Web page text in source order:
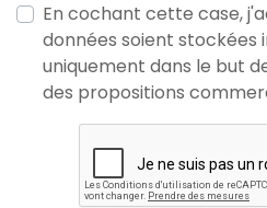
En cochant cette case,
données soient
uniquement dans le but
des propositions